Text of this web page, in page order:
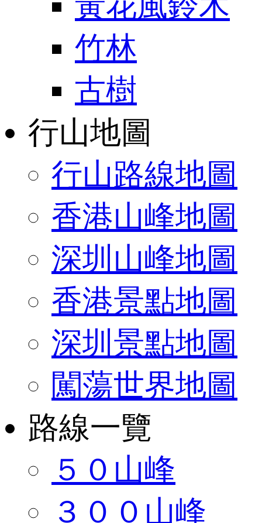
竹林
古樹
行山地圖
行山路線地圖
香港山峰地圖
深圳山峰地圖
香港景點地圖
深圳景點地圖
闖蕩世界地圖
路線一覽
５０山峰
３００山峰